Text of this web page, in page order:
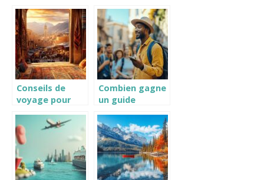
naturel en
Ardèche
pour un road
trip inoubliable
en Europe
Conseils de
voyage pour
Maroc et ses
merveilles
Combien gagne
un guide
voyage ?
L’evolution des
salaires a l’ere
du numerique